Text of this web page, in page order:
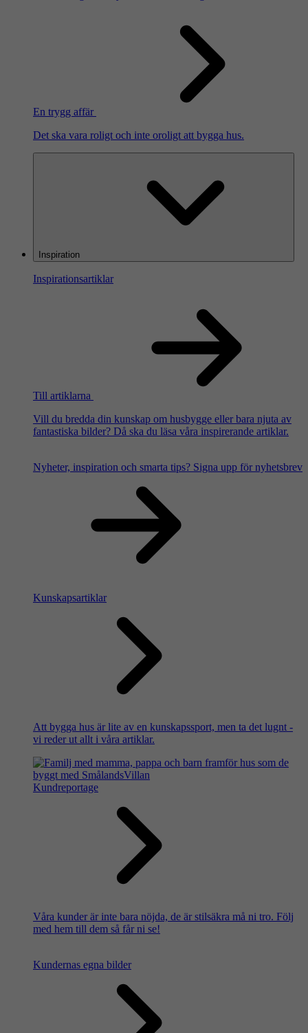
En trygg affär
Det ska vara roligt och inte oroligt att bygga hus.
Inspiration
Inspirationsartiklar
Till artiklarna
Vill du bredda din kunskap om husbygge eller bara njuta av
fantastiska bilder? Då ska du läsa våra inspirerande artiklar.
Nyheter, inspiration och smarta tips? Signa upp för nyhetsbrev
Kunskapsartiklar
Att bygga hus är lite av en kunskapssport, men ta det lugnt -
vi reder ut allt i våra artiklar.
Kundreportage
Våra kunder är inte bara nöjda, de är stilsäkra må ni tro. Följ
med hem till dem så får ni se!
Kundernas egna bilder